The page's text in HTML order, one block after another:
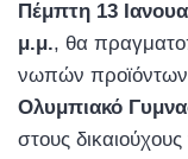
Πέμπτη 13
μ.μ., θα
νωπών
Ολυμπιακό
στους